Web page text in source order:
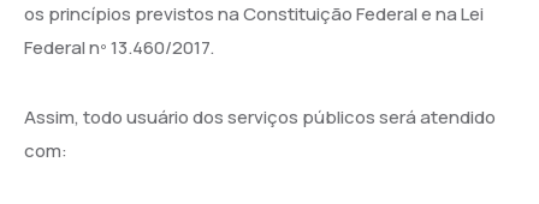
os princípios previstos na Constituição Federal e na Lei
Federal nº 13.460/2017.
Assim, todo usuário dos serviços públicos será atendido
com: